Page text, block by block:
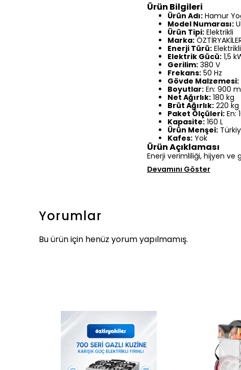
Ürün Bilgileri
Ürün Adı: Hamur
Model Numarası:
Ürün Tipi: Elektrikli
Marka:
Enerji Türü: Elektrikli
Elektrik Gücü: 1,5
Gerilim: 380 V
Frekans: 50 Hz
Gövde Malzemesi:
Boyutlar: En: 900
Net Ağırlık: 180 kg
Brüt Ağırlık: 220 kg
Paket Ölçüleri: En:
Kapasite: 160 L
Ürün Menşei:
Kafes: Yok
Ürün Açıklaması
Enerji verimliliği, hijyen ve
Devamını Göster
Yorumlar
Bu ürün için henüz yorum yapılmamış.